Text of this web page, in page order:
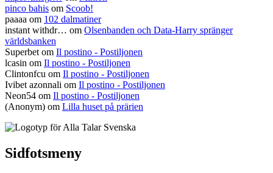
pinco bahis om Scoob!
paaaa om 102 dalmatiner
instant withdr… om Olsenbanden och Data-Harry spränger
världsbanken
Superbet om Il postino - Postiljonen
lcasin om Il postino - Postiljonen
Clintonfcu om Il postino - Postiljonen
Ivibet azonnali om Il postino - Postiljonen
Neon54 om Il postino - Postiljonen
(Anonym) om Lilla huset på prärien
Sidfotsmeny